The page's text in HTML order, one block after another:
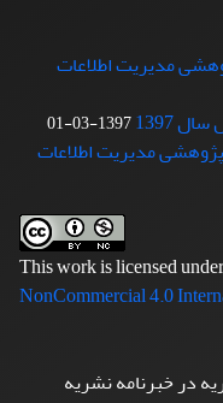
مدیریت اطلاعات
1397
1397-03-01
مدیریت اطلاعات
This work is licensed
NonCommercial 4.0
در خبرنامه نشریه